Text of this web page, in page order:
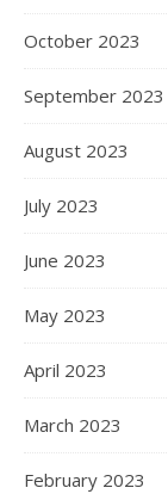
October 2023
September 2023
August 2023
July 2023
June 2023
May 2023
April 2023
March 2023
February 2023